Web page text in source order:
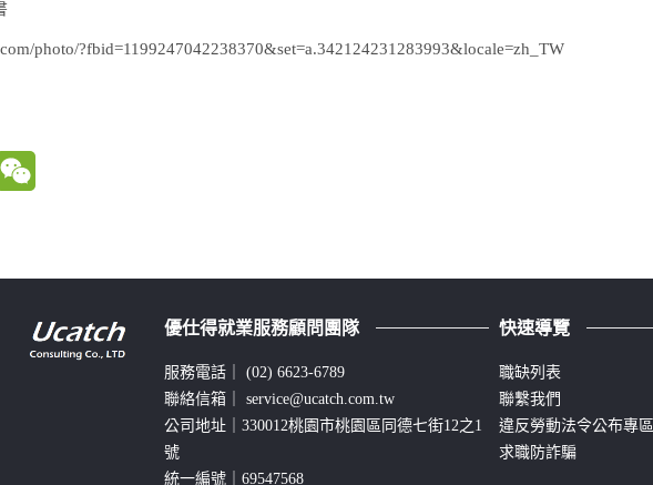
photo/?fbid=1199247042238370&set=a.342124231283993&locale=zh_TW
優仕得就業服務顧問團隊
服務電話｜(02) 6623-6789
聯絡信箱｜service@ucatch.com.tw
公司地址｜330012桃園市桃園區同德七街12之1
號
統一編號｜69547568
快速導覽
職缺列表
聯繫我們
違反勞動法令公布專區
求職防詐騙